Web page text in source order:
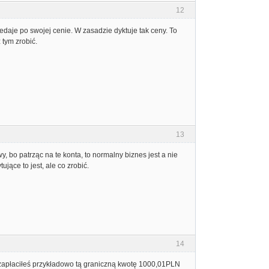
12
po swojej cenie. W zasadzie dyktuje tak ceny. To
zrobić.
13
bo patrząc na te konta, to normalny biznes jest a nie
to jest, ale co zrobić.
14
przykładowo tą graniczną kwotę 1000,01PLN